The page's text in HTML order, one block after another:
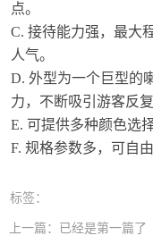
点。
C. 接待能力强，最大
人气。
D. 外型为一个巨型的
力，不断吸引游客反
E. 可提供多种颜色选
F. 规格参数多，可自
标签：
上一篇： 已经是第一篇了